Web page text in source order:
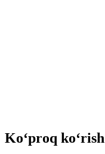
Ko‘proq ko‘rish